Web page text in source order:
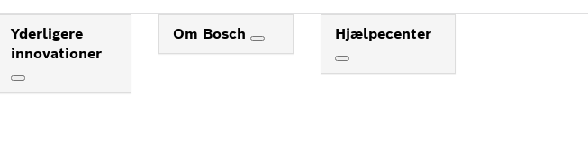
Yderligere
innovationer
Om Bosch Hjælpecenter